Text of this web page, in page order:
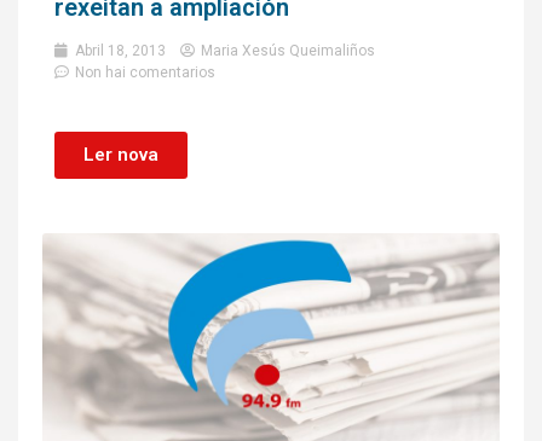
rexeitan a ampliación
Abril 18, 2013
Maria Xesús Queimaliños
Non hai comentarios
Ler nova